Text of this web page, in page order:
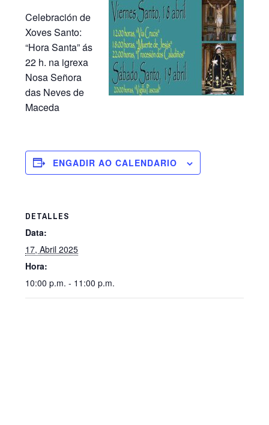
Celebración de
Xoves Santo:
“Hora Santa” ás
22 h. na igrexa
Nosa Señora
das Neves de
Maceda
ENGADIR AO CALENDARIO
DETALLES
Data:
17, Abril 2025
Hora:
10:00 p.m. - 11:00 p.m.